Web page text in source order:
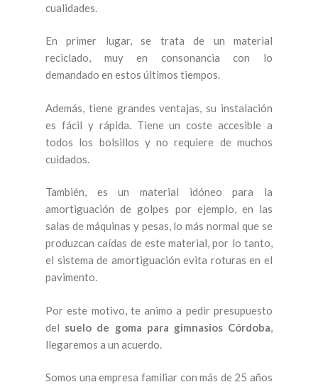
cualidades.
En primer lugar, se trata de un material
reciclado, muy en consonancia con lo
demandado en estos últimos tiempos.
Además, tiene grandes ventajas, su instalación
es fácil y rápida. Tiene un coste accesible a
todos los bolsillos y no requiere de muchos
cuidados.
También, es un material idóneo para la
amortiguación de golpes por ejemplo, en las
salas de máquinas y pesas, lo más normal que se
produzcan caídas de este material, por lo tanto,
el sistema de amortiguación evita roturas en el
pavimento.
Por este motivo, te animo a pedir presupuesto
del suelo de goma para gimnasios Córdoba
llegaremos a un acuerdo.
Somos una empresa familiar con más de 25 años